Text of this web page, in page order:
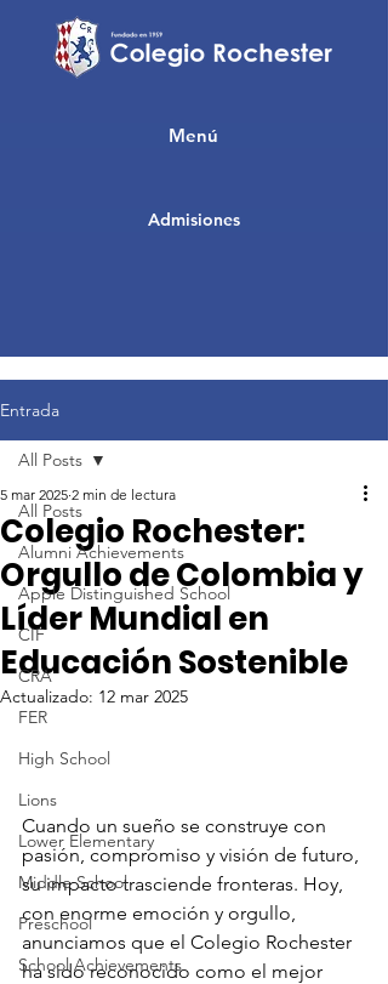
Admisiones
Menú
Entrada
All Posts
Alumni Achievements
Apple Distinguished School
CIF
CRA
FER
High School
Lions
Lower Elementary
Middle School
Preschool
School Achievements
All Posts
Colegio Rochester:
Orgullo de Colombia y
Líder Mundial en
Educación Sostenible
5 mar 2025 2 min de lectura
Actualizado: 12 mar 2025
Cuando un sueño se construye con
pasión, compromiso y visión de futuro,
su impacto trasciende fronteras. Hoy,
con enorme emoción y orgullo,
anunciamos que el Colegio Rochester
ha sido reconocido como el mejor